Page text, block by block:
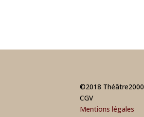
©2018 Théâtre2000
CGV
Mentions légales